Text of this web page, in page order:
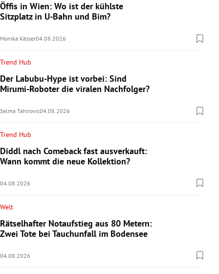
Öffis in Wien: Wo ist der kühlste
Sitzplatz in U-Bahn und Bim?
Monika Kässer04.08.2026
Trend Hub
Der Labubu-Hype ist vorbei: Sind
Mirumi-Roboter die viralen Nachfolger?
Selma Tahirovic04.08.2026
Trend Hub
Diddl nach Comeback fast ausverkauft:
Wann kommt die neue Kollektion?
04.08.2026
Welt
Rätselhafter Notaufstieg aus 80 Metern:
Zwei Tote bei Tauchunfall im Bodensee
04.08.2026